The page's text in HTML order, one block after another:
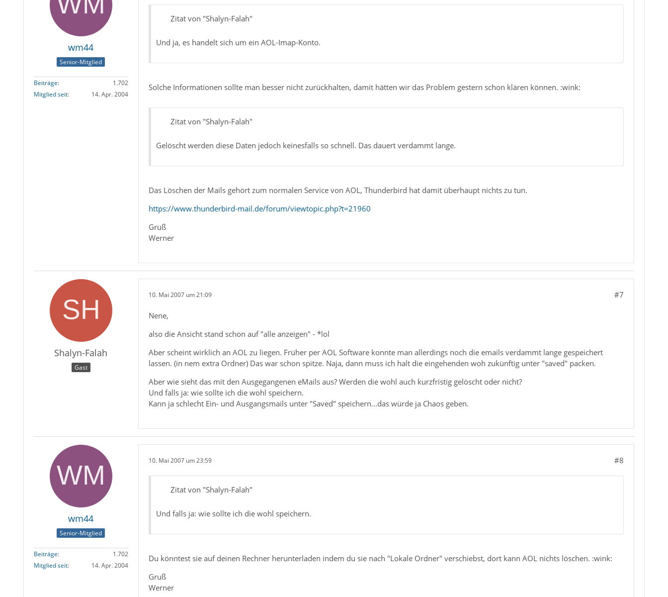
wm44
Senior-Mitglied
Beiträge
1.702
Mitglied seit
14. Apr. 2004
Zitat von "Shalyn-Falah"
Und ja, es handelt sich um ein AOL-Imap-Konto.
Solche Informationen sollte man besser nicht zurückhalten, damit hätten wir das Problem gestern schon klären können. :wink:
Zitat von "Shalyn-Falah"
Gelöscht werden diese Daten jedoch keinesfalls so schnell. Das dauert verdammt lange.
Das Löschen der Mails gehört zum normalen Service von AOL, Thunderbird hat damit überhaupt nichts zu tun.
https://www.thunderbird-mail.de/forum/viewtopic.php?t=21960
Gruß
Werner
Shalyn-Falah
Gast
10. Mai 2007 um 21:09 #7
Nene,
also die Ansicht stand schon auf "alle anzeigen" - *lol
Aber scheint wirklich an AOL zu liegen. Früher per AOL Software konnte man allerdings noch die emails verdammt lange gespeichert
lassen. (in nem extra Ordner) Das war schon spitze. Naja, dann muss ich halt die eingehenden woh zukünftig unter "saved" packen.
Aber wie sieht das mit den Ausgegangenen eMails aus? Werden die wohl auch kurzfristig gelöscht oder nicht?
Und falls ja: wie sollte ich die wohl speichern.
Kann ja schlecht Ein- und Ausgangsmails unter "Saved" speichern...das würde ja Chaos geben.
wm44
Senior-Mitglied
Beiträge
1.702
Mitglied seit
14. Apr. 2004
10. Mai 2007 um 23:59 #8
Zitat von "Shalyn-Falah"
Und falls ja: wie sollte ich die wohl speichern.
Du könntest sie auf deinen Rechner herunterladen indem du sie nach "Lokale Ordner" verschiebst, dort kann AOL nichts löschen. :wink:
Gruß
Werner